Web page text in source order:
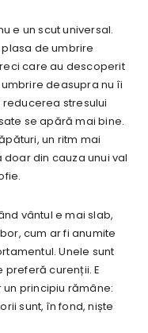
e un scut universal.
de umbrire
care au descoperit
deasupra nu îi
stresului
se apără mai bine.
un ritm mai
din cauza unui val
vântul e mai slab,
cum ar fi anumite
Unele sunt
curenții. E
principiu rămâne:
sunt, în fond, niște